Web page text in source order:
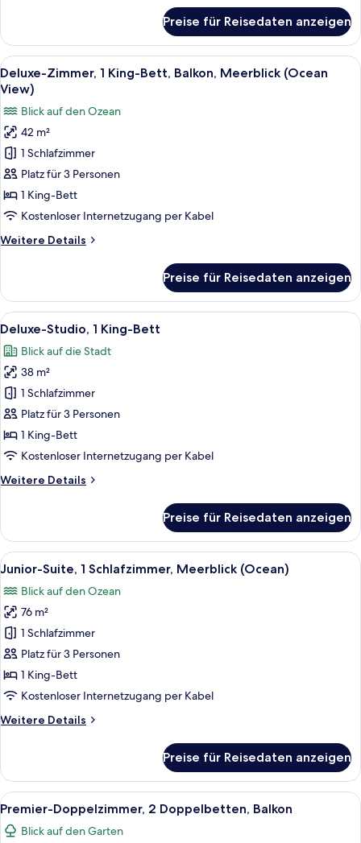
Zimmer,
2 Doppelbetten
Preise für Reisedaten anzeigen
Alle
Fotos
Deluxe-
Zimmer,
1 King-
Bett,
Balkon,
Meerblick
View)
Ein Hotelzimmer mit Bett,
8
Deluxe-Zimmer, 1 King-Bett, Balkon, Meerblick (Ocean
View)
Blick auf den Ozean
42 m²
1 Schlafzimmer
Platz für 3 Personen
1 King-Bett
Kostenloser Internetzugang per Kabel
Weitere Details
Weitere
Zimmer,
1 King-
Bett,
Meerblick
(Ocean
View)
Preise für Reisedaten anzeigen
Alle
Fotos
für
Deluxe-
Studio,
1 King-
Bett
anzeigen
Ein Hotelzimmer mit einer
7
Deluxe-Studio, 1 King-Bett
Blick auf die Stadt
38 m²
1 Schlafzimmer
Platz für 3 Personen
1 King-Bett
Kostenloser Internetzugang per Kabel
Weitere Details
Weitere
Studio,
1 King-
Bett
Preise für Reisedaten anzeigen
Alle
Fotos
für
Junior-
Suite,
1
Schlafzimmer,
Meerblick
anzeigen
Ein Hotelzimmer mit Bett, Sofa,
9
Junior-Suite, 1 Schlafzimmer, Meerblick (Ocean)
Blick auf den Ozean
76 m²
1 Schlafzimmer
Platz für 3 Personen
1 King-Bett
Kostenloser Internetzugang per Kabel
Weitere Details
Weitere
Suite,
Schlafzimmer,
(Ocean)
Preise für Reisedaten anzeigen
Alle
Fotos
für
Ein Hotelzimmer mit einem großen
7
Premier-Doppelzimmer, 2 Doppelbetten, Balkon
Blick auf den Garten